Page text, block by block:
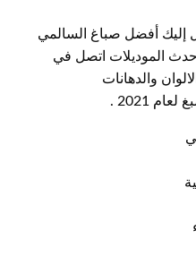
إليك أفضل صباغ السالمي
الموديلات اتصل في
والدهانات
2021 .